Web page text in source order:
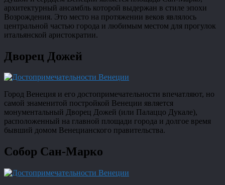
архитектурный ансамбль которой выдержан в стиле эпохи
Возрождения. Это место на протяжении веков являлось
центральной частью города и любимым местом для прогулок
итальянской аристократии.
Дворец Дожей
Город Венеция и его достопримечательности впечатляют, но
самой знаменитой постройкой Венеции является
монументальный Дворец Дожей (или Палаццо Дукале),
расположенный на главной площади города и долгое время
бывший домом Венецианского правительства.
Собор Сан-Марко